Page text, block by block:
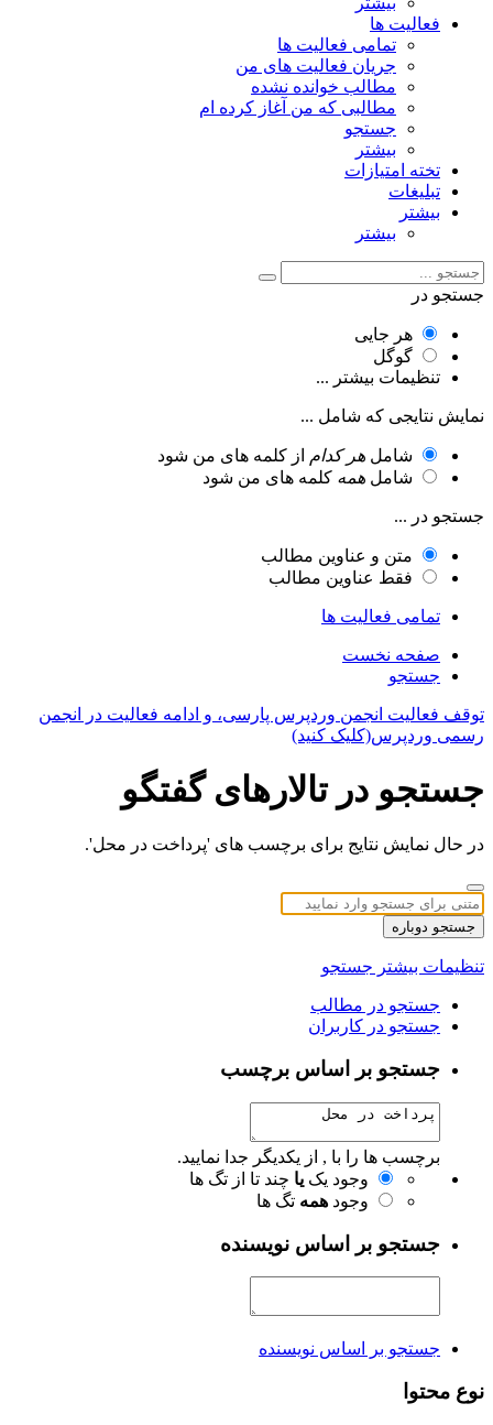
فعالیت ها
تمامی فعالیت ها
جریان فعالیت های من
مطالب خوانده نشده
مطالبی که من آغاز کرده ام
جستجو
بیشتر
تخته امتیازات
تبلیغات
بیشتر
بیشتر
جستجو در
هر جایی
گوگل
تنظیمات بیشتر ...
نمایش نتایجی که شامل ...
شامل هر کدام از کلمه های من شود
شامل همه کلمه های من شود
جستجو در ...
متن و عناوین مطالب
فقط عناوین مطالب
تمامی فعالیت ها
صفحه نخست
جستجو
توقف فعالیت انجمن وردپرس پارسی، و ادامه فعالیت در انجمن
رسمی وردپرس(کلیک کنید)
جستجو در تالارهای گفتگو
در حال نمایش نتایج برای برچسب های 'پرداخت در محل'.
جستجو دوباره
تنظیمات بیشتر جستجو
جستجو در مطالب
جستجو در کاربران
جستجو بر اساس برچسب
برچسب ها را با , از یکدیگر جدا نمایید.
وجود یک یا چند تا از تگ ها
وجود همه تگ ها
جستجو بر اساس نویسنده
جستجو بر اساس نویسنده
نوع محتوا